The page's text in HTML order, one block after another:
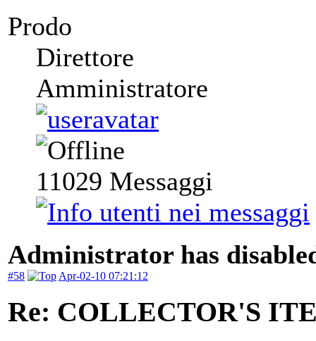
Prodo
Direttore
Amministratore
11029 Messaggi
Administrator has
#58 Apr-02-10 07:21:12
Re: COLLECTOR'S